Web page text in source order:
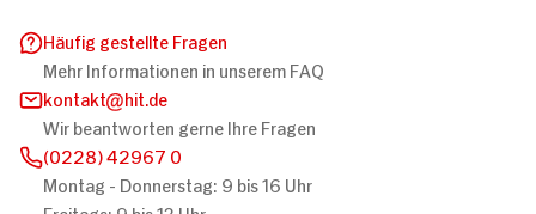
Häufig gestellte Fragen
Mehr Informationen in unserem FAQ
kontakt
hit.de
Wir beantworten gerne Ihre Fragen
(0228) 42967 0
Montag - Donnerstag: 9 bis 16 Uhr